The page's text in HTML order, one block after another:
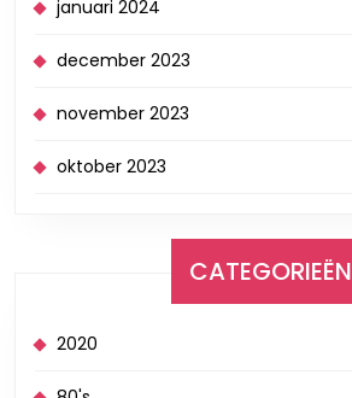
januari 2024
december 2023
november 2023
oktober 2023
CATEGORIEËN
2020